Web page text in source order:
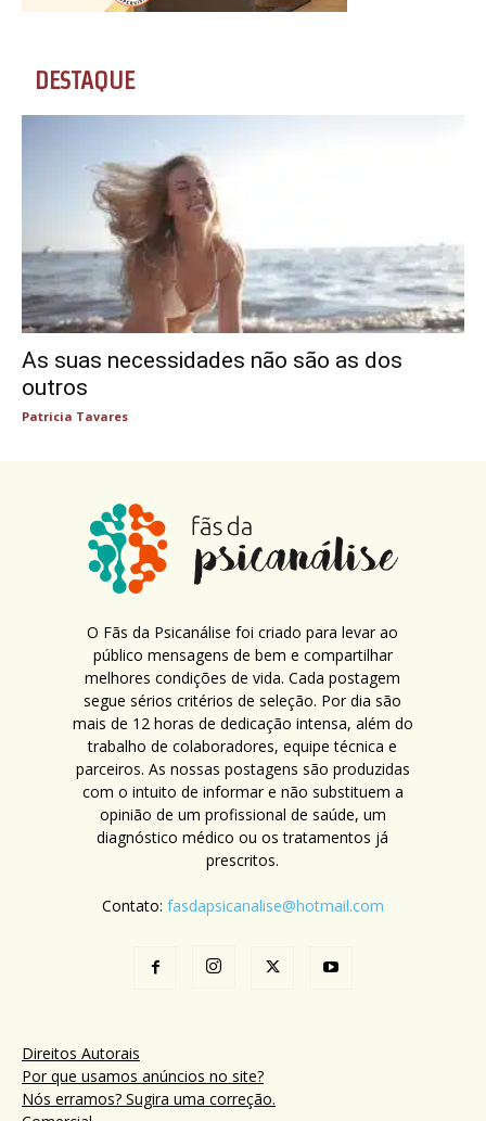
DESTAQUE
As suas necessidades não são as dos
outros
Patricia Tavares
O Fãs da Psicanálise foi criado para levar ao
público mensagens de bem e compartilhar
melhores condições de vida. Cada postagem
segue sérios critérios de seleção. Por dia são
mais de 12 horas de dedicação intensa, além do
trabalho de colaboradores, equipe técnica e
parceiros. As nossas postagens são produzidas
com o intuito de informar e não substituem a
opinião de um profissional de saúde, um
diagnóstico médico ou os tratamentos já
prescritos.
Contato: fasdapsicanalise@hotmail.com
Direitos Autorais
Por que usamos anúncios no site?
Nós erramos? Sugira uma correção.